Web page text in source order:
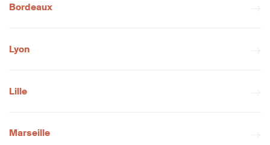
Bordeaux
Lyon
Lille
Marseille